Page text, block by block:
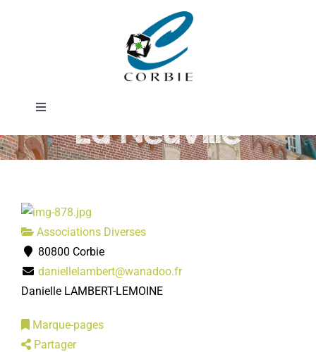
Toggle
Mairie
SERVICES MUNICIPAUX
PRATIQUE
LOISIRS
Renaissance de
Notre-Dame de
La Neuville
Associations Diverses
80800 Corbie
daniellelambert@wanadoo.fr
Danielle LAMBERT-LEMOINE
Marque-pages
Partager